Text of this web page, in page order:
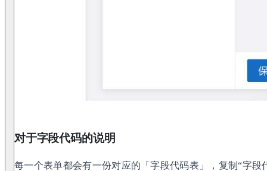
对于字段代码的说明
每一个表单都会有一份对应的「字段代码表」，复制“字段